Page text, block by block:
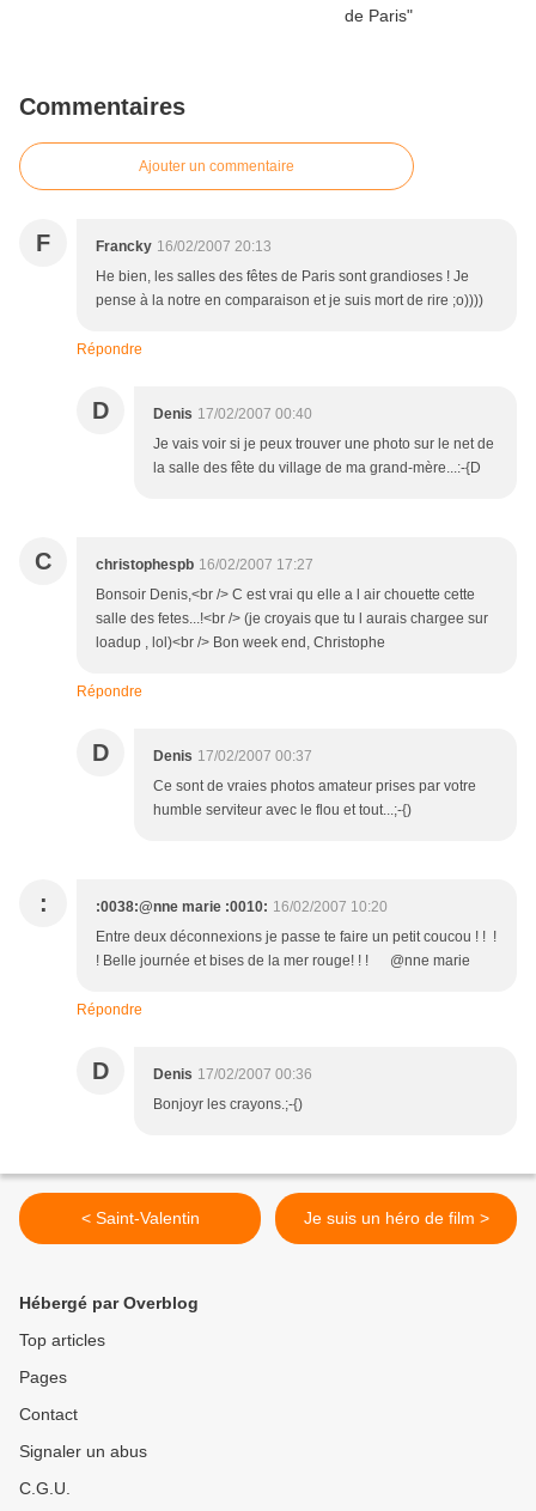
Commentaires
Ajouter un commentaire
F Francky 16/02/2007 20:13
He bien, les salles des fêtes de Paris sont grandioses ! Je
pense à la notre en comparaison et je suis mort de rire ;o))))
Répondre
D Denis 17/02/2007 00:40
Je vais voir si je peux trouver une photo sur le net de
la salle des fête du village de ma grand-mère...:-{D
C christophespb 16/02/2007 17:27
Bonsoir Denis,<br /> C est vrai qu elle a l air chouette cette
salle des fetes...!<br /> (je croyais que tu l aurais chargee sur
loadup , lol)<br /> Bon week end, Christophe
Répondre
D Denis 17/02/2007 00:37
Ce sont de vraies photos amateur prises par votre
humble serviteur avec le flou et tout...;-{)
: :0038:@nne marie :0010: 16/02/2007 10:20
Entre deux déconnexions je passe te faire un petit coucou ! ! !
! Belle journée et bises de la mer rouge! ! ! @nne marie
Répondre
D Denis 17/02/2007 00:36
Bonjoyr les crayons.;-{)
< Saint-Valentin Je suis un héro de film >
Hébergé par Overblog
Top articles
Pages
Contact
Signaler un abus
C.G.U.